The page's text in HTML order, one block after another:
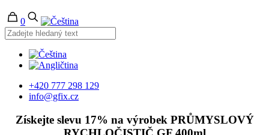
0
+420 777 298 129
info@gfix.cz
Získejte slevu 17% na výrobek PRŮMYSLOVÝ